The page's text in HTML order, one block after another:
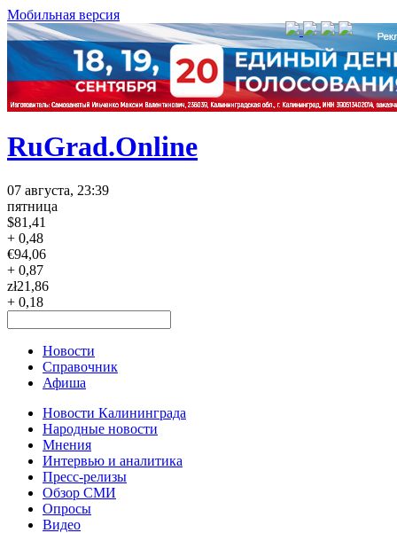
Мобильная версия
RuGrad.Online
07 августа, 23:39
пятница
$81,41
+ 0,48
€94,06
+ 0,87
zł21,86
+ 0,18
Новости
Справочник
Афиша
Новости Калининграда
Народные новости
Мнения
Интервью и аналитика
Пресс-релизы
Обзор СМИ
Опросы
Видео